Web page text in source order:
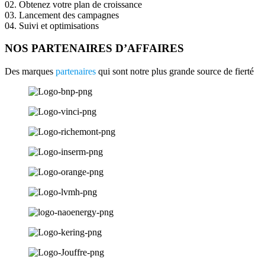
02. Obtenez votre plan de croissance
03. Lancement des campagnes
04. Suivi et optimisations
NOS PARTENAIRES D’AFFAIRES
Des marques partenaires qui sont notre plus grande source de fierté